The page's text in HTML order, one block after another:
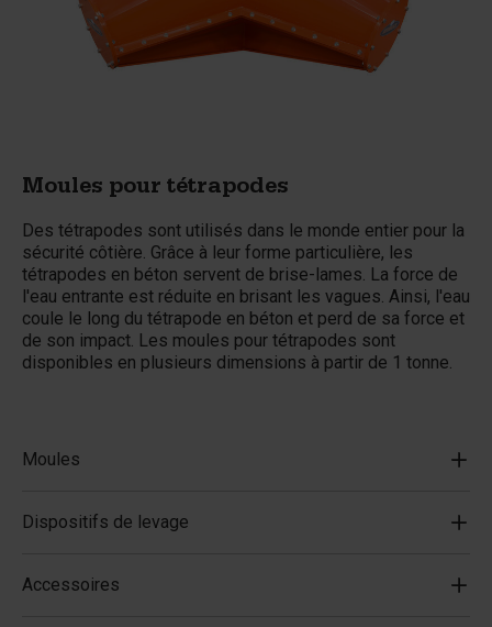
Moules pour tétrapodes
Des tétrapodes sont utilisés dans le monde entier pour la
sécurité côtière. Grâce à leur forme particulière, les
tétrapodes en béton servent de brise-lames. La force de
l'eau entrante est réduite en brisant les vagues. Ainsi, l'eau
coule le long du tétrapode en béton et perd de sa force et
de son impact. Les moules pour tétrapodes sont
disponibles en plusieurs dimensions à partir de 1 tonne.
Moules
Dispositifs de levage
Accessoires